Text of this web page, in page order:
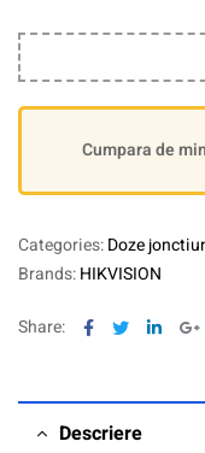
Cumpara de
Categories:Doze
Brands:HIKVISION
Share: Facebook
Twitter
Descriere